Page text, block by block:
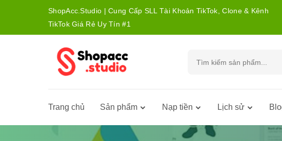
ShopAcc.Studio | Cung Cấp SLL Tài Khoản TikTok, Clone & Kênh
TikTok Giá Rẻ Uy Tín #1
Trang chủ Sản phẩm Nạp tiền Lịch sử